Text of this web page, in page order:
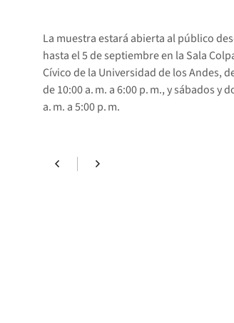
La muestra estará abierta al público
hasta el 5 de septiembre en la Sala
Cívico de la Universidad de los Andes,
de 10:00 a. m. a 6:00 p. m., y sábados y
a. m. a 5:00 p. m.
chevron_left chevron_right